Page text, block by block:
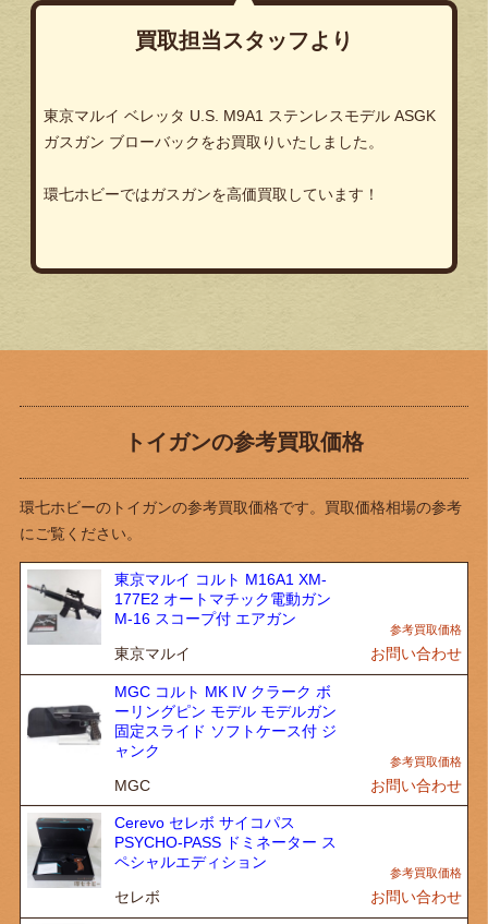
買取担当スタッフより
東京マルイ ベレッタ U.S. M9A1 ステンレスモデル ASGK
ガスガン ブローバックをお買取りいたしました。
環七ホビーではガスガンを高価買取しています！
トイガンの参考買取価格
環七ホビーのトイガンの参考買取価格です。買取価格相場の参考
にご覧ください。
東京マルイ コルト M16A1 XM-
177E2 オートマチック電動ガン
M-16 スコープ付 エアガン
東京マルイ お問い合わせ
MGC コルト MK IV クラーク ボ
ーリングピン モデル モデルガン
固定スライド ソフトケース付 ジ
ャンク
MGC お問い合わせ
Cerevo セレボ サイコパス
PSYCHO-PASS ドミネーター ス
ペシャルエディション
セレボ お問い合わせ